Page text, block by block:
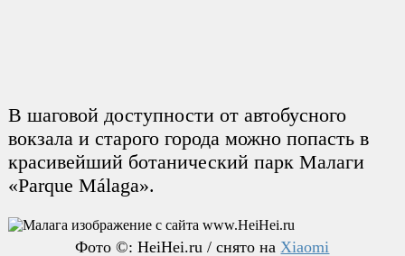
В шаговой доступности от автобусного
вокзала и старого города можно попасть в
красивейший ботанический парк Малаги
«Parque Málaga».
Фото ©: HeiHei.ru / снято наXiaomi